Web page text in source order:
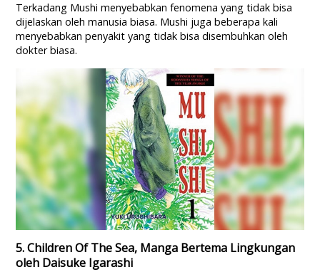
Terkadang Mushi menyebabkan fenomena yang tidak bisa
dijelaskan oleh manusia biasa. Mushi juga beberapa kali
menyebabkan penyakit yang tidak bisa disembuhkan oleh
dokter biasa.
5. Children Of The Sea, Manga Bertema Lingkungan
oleh Daisuke Igarashi